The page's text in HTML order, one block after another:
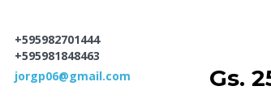
+595982701444
+595981848463
jorgp06@gmail.com Gs.